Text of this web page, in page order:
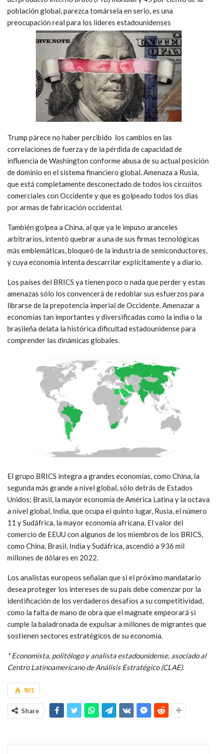
población global, parezca tomársela en serio, es una
preocupación real para los líderes estadounidenses
Trump párece no haber percibido los cambios en las
correlaciones de fuerza y de la pérdida de capacidad de
influencia de Washington conforme abusa de su actual posición
de dominio en el sistema financiero global. Amenaza a Rusia,
que está completamente desconectado de todos los circuitos
comerciales con Occidente y que es golpeado todos los días
por armas de fabricación occidental.
También golpea a China, al que ya le impuso aranceles
arbitrarios, intentó quebrar a una de sus firmas tecnológicas
más emblemáticas, bloqueó de la industria de semiconductores,
y cuya economía intenta descarrilar explícitamente y a diario.
Los países del BRICS ya tienen poco o nada que perder y estas
amenazas sólo los convencerá de redoblar sus esfuerzos para
librarse de la prepotencia imperial de Occidente. Amenazar a
economías tan importantes y diversificadas como la india o la
brasileña delata la histórica dificultad estadounidense para
comprender las dinámicas globales.
El grupo BRICS integra a grandes economías, como China, la
segunda más grande a nivel global, sólo detrás de Estados
Unidos; Brasil, la mayor economía de América Latina y la octava
a nivel global, India, que ocupa el quinto lugar, Rusia, el número
11 y Sudáfrica, la mayor economía africana. El valor del
comercio de EEUU con algunos de los miembros de los BRICS,
como China, Brasil, India y Sudáfrica, ascendió a 936 mil
millones de dólares en 2022.
Los analistas europeos señalan que si el próximo mandatario
desea proteger los intereses de su país debe comenzar por la
identificación de los verdaderos desafíos a su competitividad,
como la falta de mano de obra que el magnate empeorará si
cumple la baladronada de expulsar a millones de migrantes que
sostienen sectores estratégicos de su economía.
* Economista, politólogo y analista estadounidense, asociado al
Centro Latinoamericano de Análisis Estratégico (CLAE).
901
Share